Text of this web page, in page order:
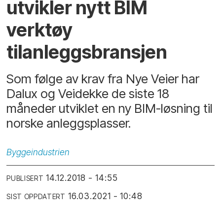
utvikler nytt BIM
verktøy
tilanleggsbransjen
Som følge av krav fra Nye Veier har
Dalux og Veidekke de siste 18
måneder utviklet en ny BIM-løsning til
norske anleggsplasser.
Byggeindustrien
PUBLISERT 14.12.2018 - 14:55
SIST OPPDATERT 16.03.2021 - 10:48